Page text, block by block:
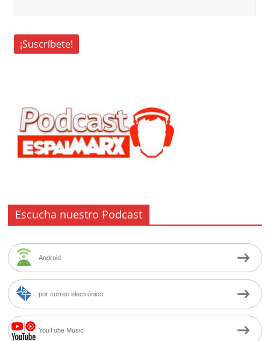
Escucha nuestro Podcast
Android
por correo electrónico
YouTube Music